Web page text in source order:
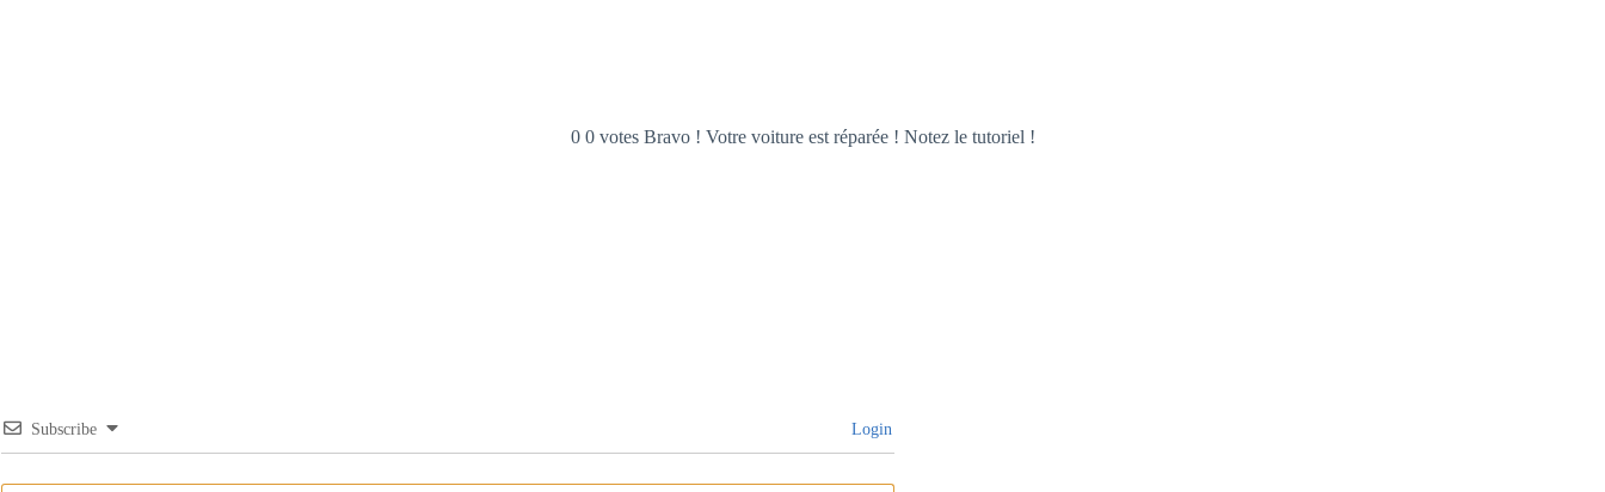
0 0 votes Bravo ! Votre voiture est réparée ! Notez le tutoriel !
Subscribe Login